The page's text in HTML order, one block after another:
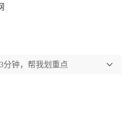
分钟，帮我划重点